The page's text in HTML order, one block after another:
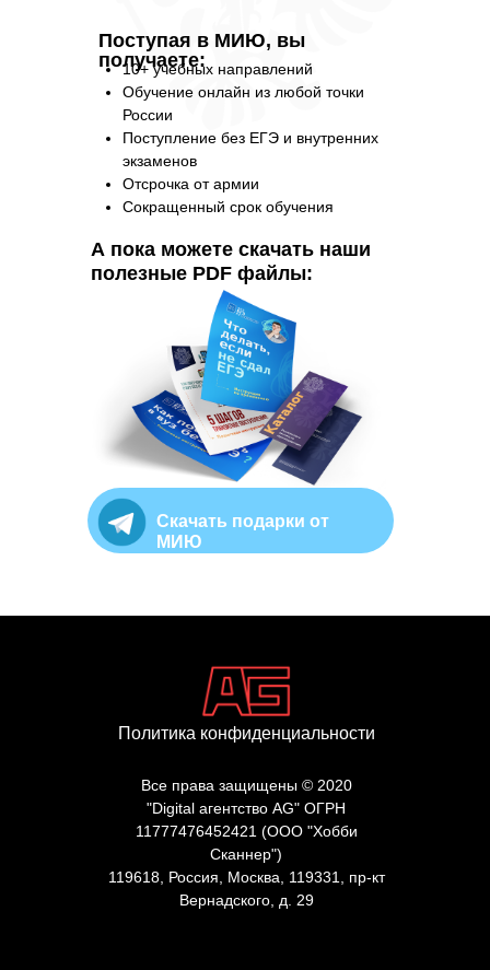
Поступая в МИЮ, вы
получаете:
10+ учебных направлений
Обучение онлайн из любой точки
России
Поступление без ЕГЭ и внутренних
экзаменов
Отсрочка от армии
Сокращенный срок обучения
А пока можете скачать наши
полезные PDF файлы:
Скачать подарки от
МИЮ
Все права защищены © 2020
"Digital агентство AG" ОГРН
11777476452421 (ООО "Хобби
Сканнер")
119618, Россия, Москва, 119331, пр-кт
Вернадского, д. 29
Политика конфиденциальности